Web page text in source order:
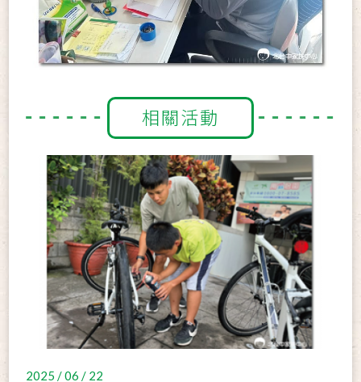
相關活動
2025 / 06 / 22